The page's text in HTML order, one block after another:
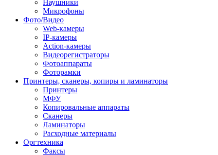
Наушники
Микрофоны
Фото/Видео
Web-камеры
IP-камеры
Action-камеры
Видеорегистраторы
Фотоаппараты
Фоторамки
Принтеры, сканеры, копиры и ламинаторы
Принтеры
МФУ
Копировальные аппараты
Сканеры
Ламинаторы
Расходные материалы
Оргтехника
Факсы